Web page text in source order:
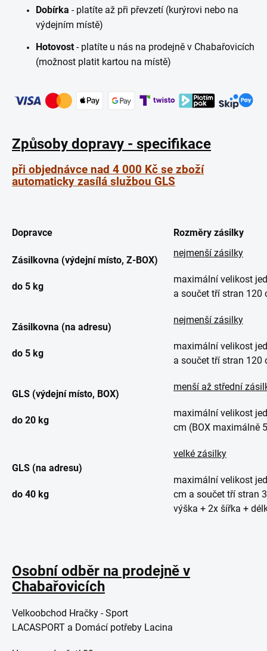
Dobírka - platíte až při převzetí (kurýrovi nebo na
výdejním místě)
Hotovost- platíte u nás na prodejně v Chabařovicích
(možnost platit kartou na místě)
Způsoby dopravy - specifikace
při objednávce nad 4 000 Kč se zboží
automaticky zasílá službou GLS
Dopravce Rozměry zásilky
Zásilkovna (výdejní místo, Z-BOX)
do 5 kg
nejmenší zásilky
maximální velikost
a součet tří stran 120
Zásilkovna (na adresu)
do 5 kg
nejmenší zásilky
maximální velikost
a součet tří stran 120
GLS (výdejní místo, BOX)
do 20 kg
menší až střední
maximální velikost
cm (BOX maximálně
GLS (na adresu)
do 40 kg
velké zásilky
maximální velikost
cm a součet tří stran
výška + 2x šířka +
Osobní odběr na prodejně v
Chabařovicích
Velkoobchod Hračky - Sport
LACASPORT a Domácí potřeby Lacina